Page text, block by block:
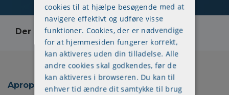
Der skete en fejl, kontakt os venligst
Apropos Kommunikation ApS
cookies til at hjælpe besøgende med at
navigere effektivt og udføre visse
funktioner. Cookies, der er nødvendige
for at hjemmesiden fungerer korrekt,
kan aktiveres uden din tilladelse. Alle
andre cookies skal godkendes, før de
kan aktiveres i browseren. Du kan til
enhver tid ændre dit samtykke til brug